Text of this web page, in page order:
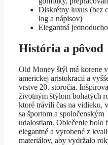
Diskrétny luxus (bez
log a nápisov)
Elegantná
História a pôvod
Old Money štýl má korene
americkej aristokracii a
vrstve 20. storočia.
životným štýlom bohatých
ktoré trávili čas na vidieku,
sa športom a spoločenským
udalostiam. Oblečenie bolo
elegantné a vyrobené z
materiálov, aby vydržalo